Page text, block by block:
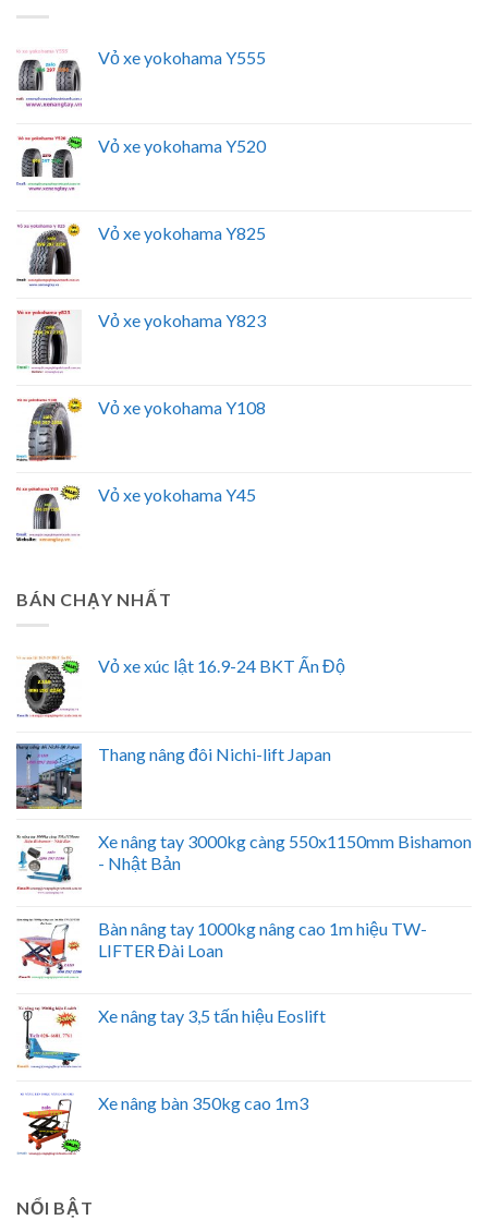
Vỏ xe yokohama Y555
Vỏ xe yokohama Y520
Vỏ xe yokohama Y825
Vỏ xe yokohama Y823
Vỏ xe yokohama Y108
Vỏ xe yokohama Y45
BÁN CHẠY NHẤT
Vỏ xe xúc lật 16.9-24 BKT Ấn Độ
Thang nâng đôi Nichi-lift Japan
Xe nâng tay 3000kg càng 550x1150mm Bishamon
- Nhật Bản
Bàn nâng tay 1000kg nâng cao 1m hiệu TW-
LIFTER Đài Loan
Xe nâng tay 3,5 tấn hiệu Eoslift
Xe nâng bàn 350kg cao 1m3
NỔI BẬT